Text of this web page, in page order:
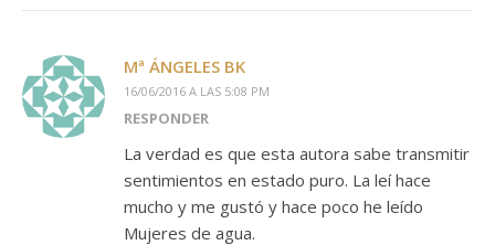
Mª ÁNGELES BK
16/06/2016 A LAS 5:08 PM
RESPONDER
La verdad es que esta autora sabe transmitir
sentimientos en estado puro. La leí hace
mucho y me gustó y hace poco he leído
Mujeres de agua.